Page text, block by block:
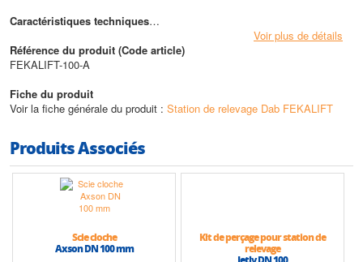
Caractéristiques techniques
• Liquide pompé : eaux chargées et eaux fécales
• Tension : monophasé 1 x 230V
• Puissance : 650 W / 0.88 CV
• Classe d’isolation : B
• Raccordement de refoulement : DN 25
• Enclenchement : automatique
• Agréé VDE – GS
• Construction selon : DIN 19762
• Classe électrique: 1
• Indice de protection: IP 44
FEKALIFT 300 : 11 litres
• Hauteur max (HMT) : 7 m vertical ou 70 m horizontal.
Voir plus de détails
Référence du produit (Code article)
FEKALIFT-100-A
Fiche du produit
Voir la fiche générale du produit : Station de relevage Dab FEKALIFT
Produits Associés
Scie cloche
Axson DN 100 mm
Kit de perçage pour station de
relevage